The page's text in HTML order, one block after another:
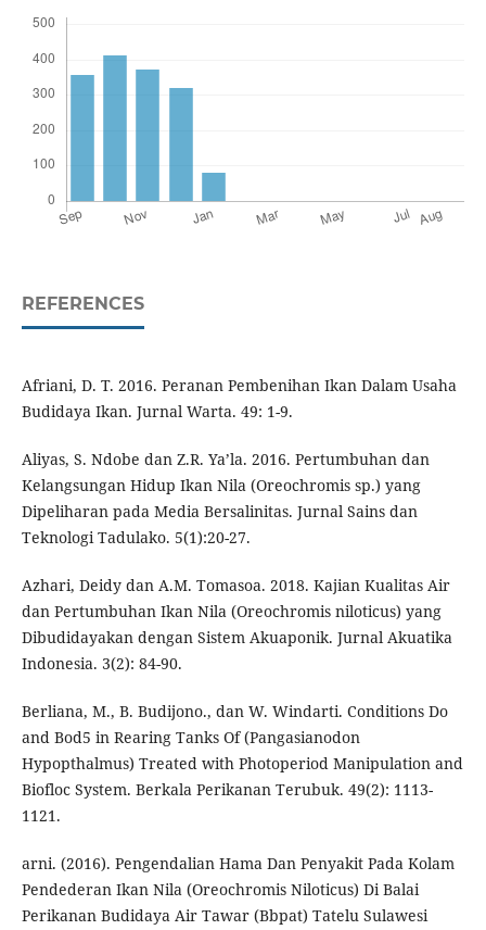
REFERENCES
Afriani, D. T. 2016. Peranan Pembenihan Ikan Dalam Usaha
Budidaya Ikan. Jurnal Warta. 49: 1-9.
Aliyas, S. Ndobe dan Z.R. Ya’la. 2016. Pertumbuhan dan
Kelangsungan Hidup Ikan Nila (Oreochromis sp.) yang
Dipeliharan pada Media Bersalinitas. Jurnal Sains dan
Teknologi Tadulako. 5(1):20-27.
Azhari, Deidy dan A.M. Tomasoa. 2018. Kajian Kualitas Air
dan Pertumbuhan Ikan Nila (Oreochromis niloticus) yang
Dibudidayakan dengan Sistem Akuaponik. Jurnal Akuatika
Indonesia. 3(2): 84-90.
Berliana, M., B. Budijono., dan W. Windarti. Conditions Do
and Bod5 in Rearing Tanks Of (Pangasianodon
Hypopthalmus) Treated with Photoperiod Manipulation and
Biofloc System. Berkala Perikanan Terubuk. 49(2): 1113-
1121.
arni. (2016). Pengendalian Hama Dan Penyakit Pada Kolam
Pendederan Ikan Nila (Oreochromis Niloticus) Di Balai
Perikanan Budidaya Air Tawar (Bbpat) Tatelu Sulawesi